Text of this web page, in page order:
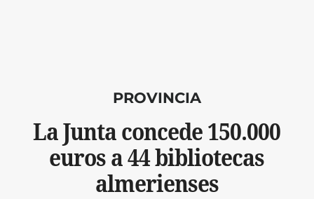
PROVINCIA
La Junta concede 150.000
euros a 44 bibliotecas
almerienses